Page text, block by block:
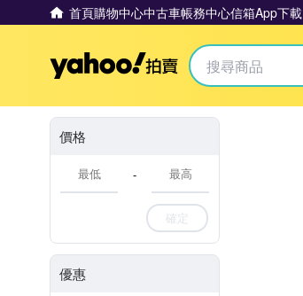
首頁購物中心中古車帳務中心信箱App下載
Yahoo拍賣
價格
-
確定
優惠